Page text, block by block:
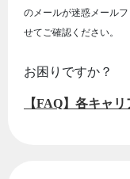
のメールが迷惑メール
せてご確認ください。
お困りですか？
【FAQ】各キャ